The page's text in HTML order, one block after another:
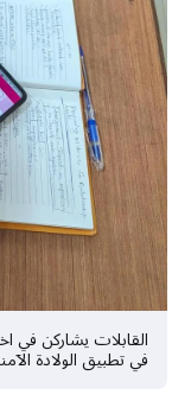
القابلات يشاركن في
في تطبيق الولادة